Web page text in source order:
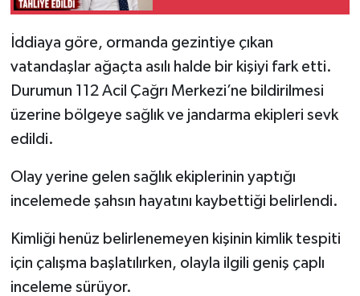
İddiaya göre, ormanda gezintiye çıkan
vatandaşlar ağaçta asılı halde bir kişiyi fark etti.
Durumun 112 Acil Çağrı Merkezi’ne bildirilmesi
üzerine bölgeye sağlık ve jandarma ekipleri sevk
edildi.
Olay yerine gelen sağlık ekiplerinin yaptığı
incelemede şahsın hayatını kaybettiği belirlendi.
Kimliği henüz belirlenemeyen kişinin kimlik tespiti
için çalışma başlatılırken, olayla ilgili geniş çaplı
inceleme sürüyor.